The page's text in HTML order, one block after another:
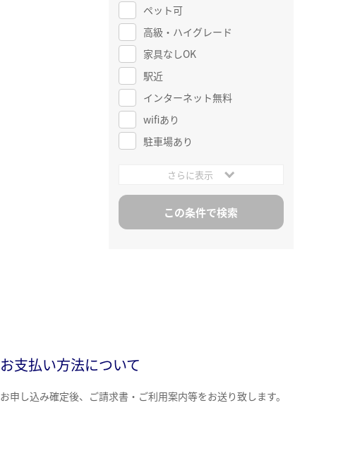
ペット可
高級・ハイグレード
家具なしOK
駅近
インターネット無料
wifiあり
駐車場あり
さらに表示
お支払い方法について
お申し込み確定後、ご請求書・ご利用案内等をお送り致します。